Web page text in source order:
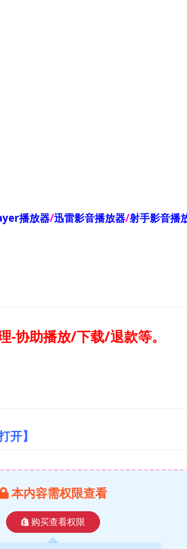
播放器/迅雷影音播放器/射手影音播
-协助播放/下载/退款等。
】
本内容需权限查看
购买查看权限